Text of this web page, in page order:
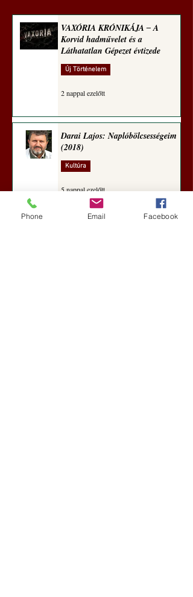
VAXÓRIA KRÓNIKÁJA ‒ A
Korvid hadművelet és a
Láthatatlan Gépezet évtizede
Új Történelem
2 nappal ezelőtt
Darai Lajos: Naplóbölcsességeim
(2018)
Kultúra
5 nappal ezelőtt
Phone Email Facebook